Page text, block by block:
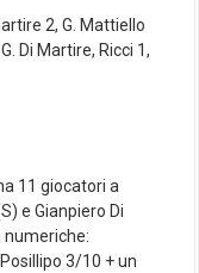
2, G. Mattiello
Di Martire, Ricci 1,
11 giocatori a
e Gianpiero Di
3/10 + un